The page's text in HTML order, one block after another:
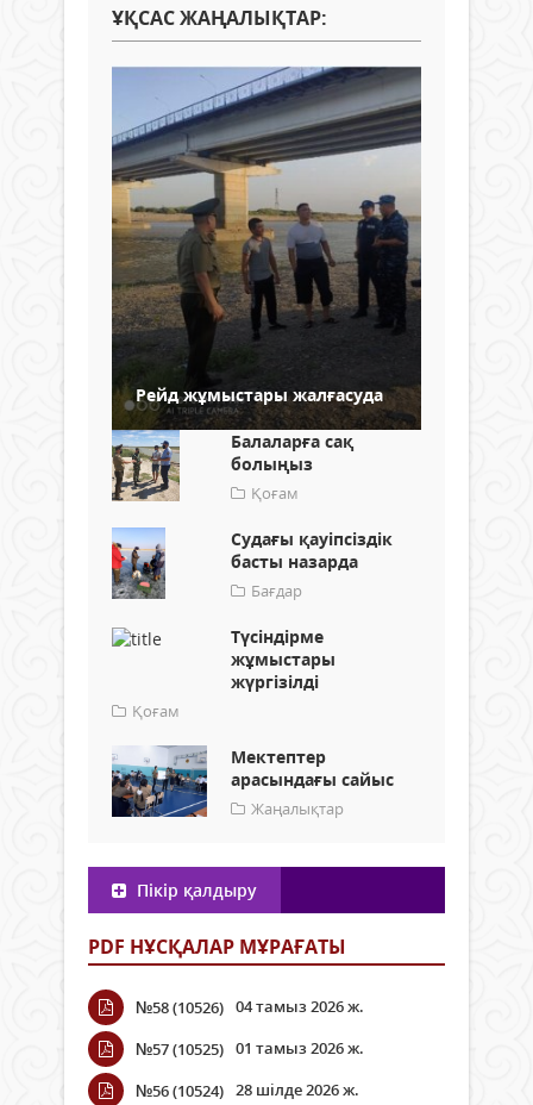
ҰҚСАС ЖАҢАЛЫҚТАР:
Рейд жұмыстары жалғасуда
Балаларға сақ
болыңыз
Қоғам
Судағы қауіпсіздік
басты назарда
Бағдар
Түсіндірме
жұмыстары
жүргізілді
Қоғам
Мектептер
арасындағы сайыс
Жаңалықтар
Пікір қалдыру
PDF НҰСҚАЛАР МҰРАҒАТЫ
№58 (10526) 04 тамыз 2026 ж.
№57 (10525) 01 тамыз 2026 ж.
№56 (10524) 28 шілде 2026 ж.